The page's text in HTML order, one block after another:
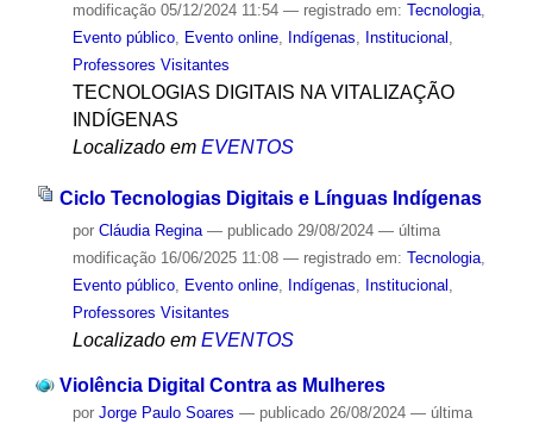
modificação05/12/2024 11:54 — registrado em: Tecnologia,
Evento público, Evento online, Indígenas, Institucional ,
Professores Visitantes
TECNOLOGIAS DIGITAIS NA VITALIZAÇÃO
INDÍGENAS
Localizado em EVENTOS
Ciclo Tecnologias Digitais e Línguas Indígenas
por Cláudia Regina — publicado29/08/2024 — última
modificação16/06/2025 11:08 — registrado em: Tecnologia,
Evento público, Evento online, Indígenas Institucional
Professores Visitantes
Localizado em EVENTOS
Violência Digital Contra as Mulheres
por Jorge Paulo Soares — publicado26/08/2024 — última